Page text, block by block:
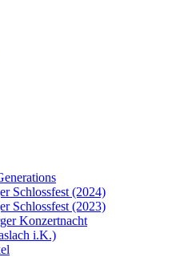
Schlossfest (2024)
Schlossfest (2023)
Konzertnacht
i.K.)